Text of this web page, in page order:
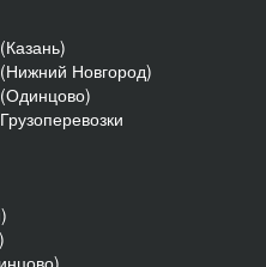
Новгород)